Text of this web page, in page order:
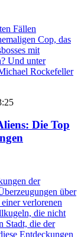
Fällen
Cop, das
mit
Und unter
Rockefeller
: Die Top
der
über
verlorenen
die nicht
Stadt, die der
Entdeckungen